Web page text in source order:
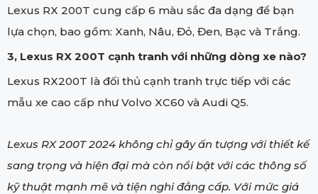
Lexus RX 200T cung cấp 6 màu sắc đa dạng để bạn
lựa chọn, bao gồm: Xanh, Nâu, Đỏ, Đen, Bạc và Trắng.
3, Lexus RX 200T cạnh tranh với những dòng xe nào?
Lexus RX200T là đối thủ cạnh tranh trực tiếp với các
mẫu xe cao cấp như Volvo XC60 và Audi Q5.
Lexus RX 200T 2024 không chỉ gây ấn tượng với thiết kế
sang trọng và hiện đại mà còn nổi bật với các thông số
kỹ thuật mạnh mẽ và tiện nghi đẳng cấp. Với mức giá